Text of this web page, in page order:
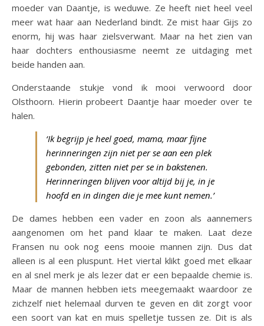
moeder van Daantje, is weduwe. Ze heeft niet heel veel
meer wat haar aan Nederland bindt. Ze mist haar Gijs zo
enorm, hij was haar zielsverwant. Maar na het zien van
haar dochters enthousiasme neemt ze uitdaging met
beide handen aan.
Onderstaande stukje vond ik mooi verwoord door
Olsthoorn. Hierin probeert Daantje haar moeder over te
halen.
‘Ik begrijp je heel goed, mama, maar fijne
herinneringen zijn niet per se aan een plek
gebonden, zitten niet per se in bakstenen.
Herinneringen blijven voor altijd bij je, in je
hoofd en in dingen die je mee kunt nemen.’
De dames hebben een vader en zoon als aannemers
aangenomen om het pand klaar te maken. Laat deze
Fransen nu ook nog eens mooie mannen zijn. Dus dat
alleen is al een pluspunt. Het viertal klikt goed met elkaar
en al snel merk je als lezer dat er een bepaalde chemie is.
Maar de mannen hebben iets meegemaakt waardoor ze
zichzelf niet helemaal durven te geven en dit zorgt voor
een soort van kat en muis spelletje tussen ze. Dit is als